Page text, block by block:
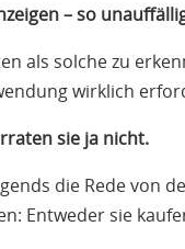
– so
als solche zu
wirklich
sie ja nicht.
die Rede von
Entweder sie